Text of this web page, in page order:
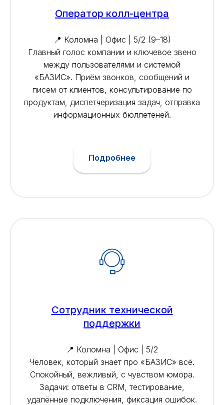
Оператор колл-центра
📍 Коломна | Офис | 5/2 (9–18)
Главный голос компании и ключевое звено
между пользователями и системой
«БАЗИС». Приём звонков, сообщений и
писем от клиентов, консультирование по
продуктам, диспетчеризация задач, отправка
информационных бюллетеней.
Подробнее
Сотрудник технической
поддержки
📍 Коломна | Офис | 5/2
Человек, который знает про «БАЗИС» всё.
Спокойный, вежливый, с чувством юмора.
Задачи: ответы в CRM, тестирование,
удалённые подключения, фиксация ошибок.